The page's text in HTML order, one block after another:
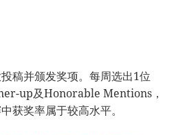
稿并颁发奖项。每周选出1位
up及Honorable Mentions，
获奖率属于较高水平。